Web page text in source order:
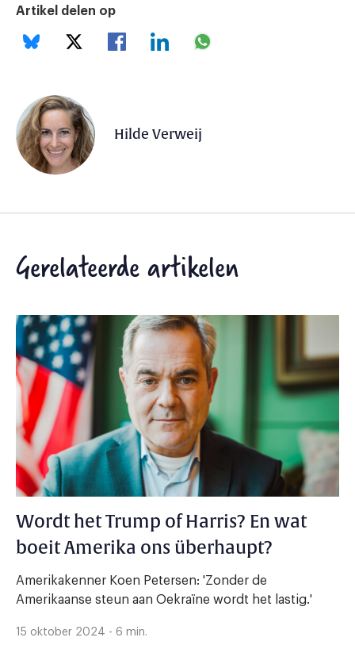
Artikel delen op
Hilde Verweij
Gerelateerde artikelen
Wordt het Trump of Harris? En wat
boeit Amerika ons überhaupt?
Amerikakenner Koen Petersen: 'Zonder de
Amerikaanse steun aan Oekraïne wordt het lastig.'
15 oktober 2024 - 6 min.